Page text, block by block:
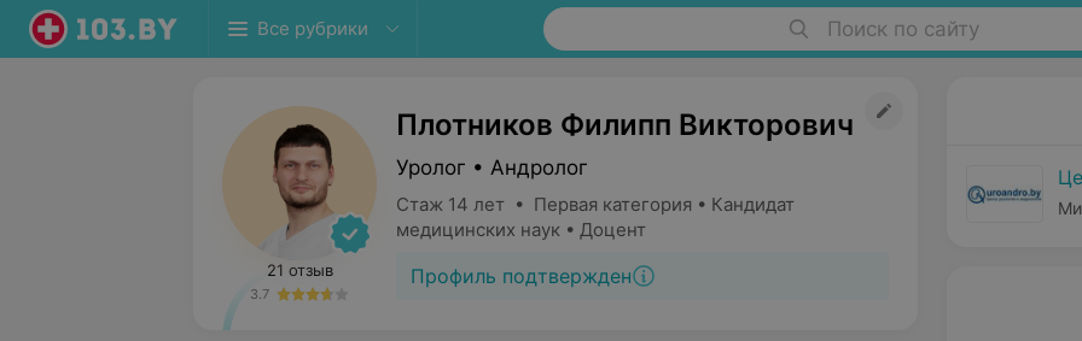
Все рубрики Поиск по сайту
21 отзыв
3.7
Плотников Филипп Викторович
Уролог • Андролог
Стаж 14 лет • Первая категория • Кандидат
медицинских наук • Доцент
Профиль подтвержден